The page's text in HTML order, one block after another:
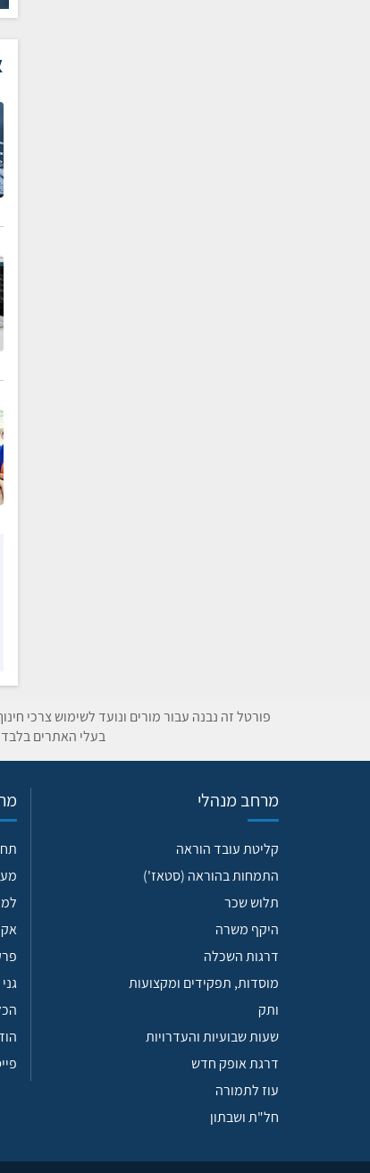
פורטל זה נבנה עבור מורים ונועד לשימוש צרכי
בעלי האתרים
מרחב מנהלי
קליטת עובד הוראה
התמחות בהוראה (סטאז')
תלוש שכר
היקף משרה
דרגות השכלה
מוסדות, תפקידים ומקצועות
ותק
שעות שבועיות והעדרויות
דרגת אופק חדש
עוז לתמורה
חל"ת ושבתון